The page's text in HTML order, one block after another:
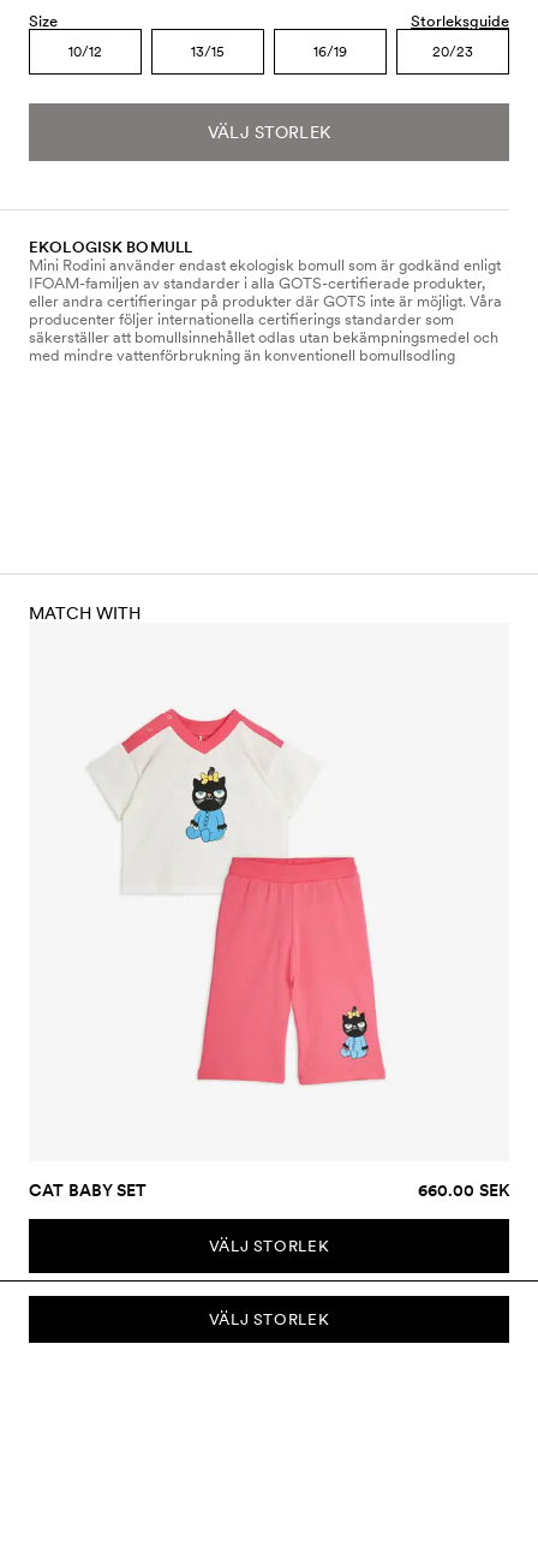
Size Storleksguide
10/12 13/15 16/19 20/23
VÄLJ STORLEK
EKOLOGISK BOMULL
Mini Rodini använder endast ekologisk bomull som är godkänd enligt
IFOAM-familjen av standarder i alla GOTS-certifierade produkter,
eller andra certifieringar på produkter där GOTS inte är möjligt. Våra
producenter följer internationella certifierings standarder som
säkerställer att bomullsinnehållet odlas utan bekämpningsmedel och
med mindre vattenförbrukning än konventionell bomullsodling
VÄLJ STORLEK
MATCH WITH
CAT BABY SET 660.00 SEK
VÄLJ STORLEK